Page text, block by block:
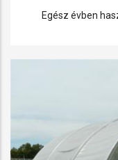
Egész évben